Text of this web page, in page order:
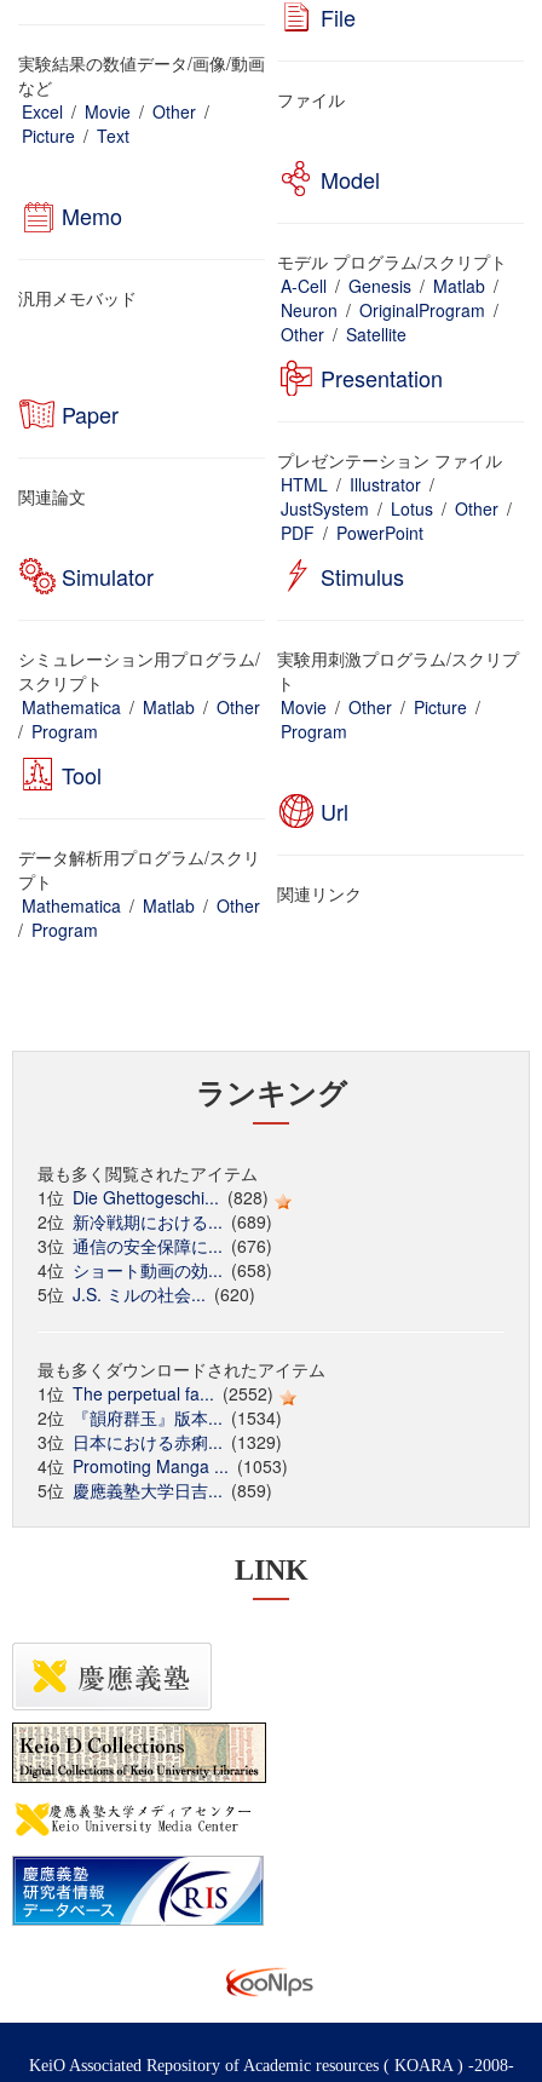
実験結果の数値データ/画像/動画
など
Excel / Movie / Other /
Picture / Text
File
ファイル
Memo
汎用メモバッド
Model
モデル プログラム/スクリプト
A-Cell / Genesis / Matlab /
Neuron / OriginalProgram /
Other / Satellite
Paper
関連論文
Presentation
プレゼンテーション ファイル
HTML / Illustrator /
JustSystem / Lotus / Other /
PDF / PowerPoint
Simulator
シミュレーション用プログラム/
スクリプト
Mathematica / Matlab / Other
/ Program
Stimulus
実験用刺激プログラム/スクリプ
ト
Movie / Other / Picture /
Program
Tool
データ解析用プログラム/スクリ
プト
Mathematica / Matlab / Other
/ Program
Url
関連リンク
ランキング
最も多く閲覧されたアイテム
1位 Die Ghettogeschi... (828)
2位 新冷戦期における... (689)
3位 通信の安全保障に... (676)
4位 ショート動画の効... (658)
5位 J.S. ミルの社会... (620)
最も多くダウンロードされたアイテム
1位 The perpetual fa... (2552)
2位
『韻府群玉』版本... (1534)
3位 日本における赤痢... (1329)
4位 Promoting Manga ... (1053)
5位 慶應義塾大学日吉... (859)
LINK
KeiO Associated Repository of Academic resources ( KOARA ) -2008-